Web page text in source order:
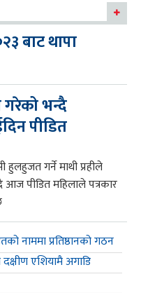
बाट थापा
गरेको भन्दै
पीडित
हुलहुजत गर्ने माथी प्रहीले
आज पीडित महिलाले पत्रकार
नाममा प्रतिष्ठानको गठन
एशियामै अगाडि